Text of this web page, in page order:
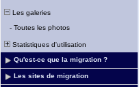
Les galeries
- Toutes les photos
Statistiques d'utilisation
Qu'est-ce que la migration ?
Les sites de migration